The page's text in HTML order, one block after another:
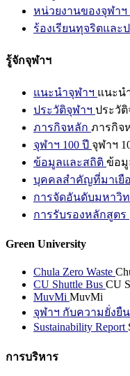
หน่วยงานของจุฬาฯ
ร้องเรียนทุจริตและ
รู้จักจุฬาฯ
แนะนำจุฬาฯ แนะน
ประวัติจุฬาฯ ประวัติ
ภารกิจหลัก ภารกิจ
จุฬาฯ 100 ปี จุฬาฯ
ข้อมูลและสถิติ ข้อมู
บุคคลสำคัญที่มาเยื
การจัดอันดับมหาวิ
การรับรองหลักสูตร
Green University
Chula Zero Waste
CU Shuttle Bus CU
MuvMi MuvMi
จุฬาฯ กับความยั่งยืน
Sustainability Report
การบริหาร